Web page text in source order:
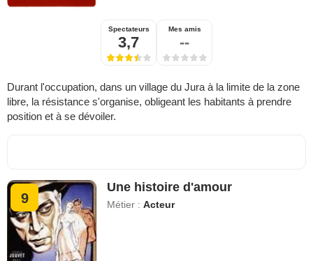
Spectateurs
3,7
Mes amis
--
Durant l'occupation, dans un village du Jura à la limite de la zone
libre, la résistance s'organise, obligeant les habitants à prendre
position et à se dévoiler.
9
Une histoire d'amour
Métier :Acteur